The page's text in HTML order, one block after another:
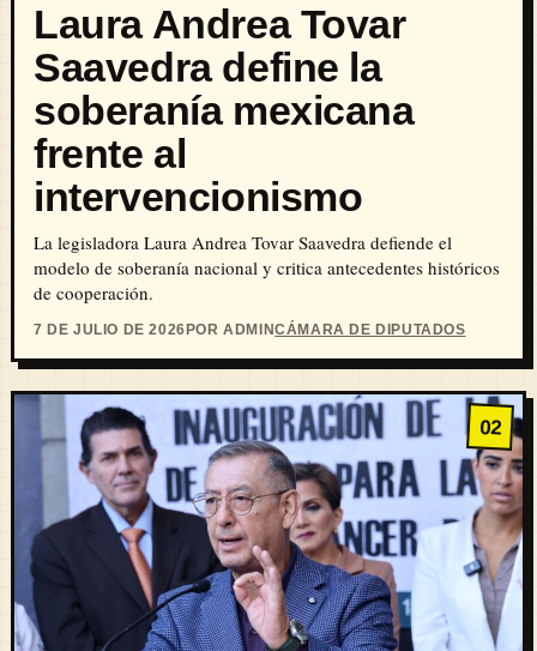
Laura Andrea Tovar
Saavedra define la
soberanía mexicana
frente al
intervencionismo
La legisladora Laura Andrea Tovar Saavedra defiende el
modelo de soberanía nacional y critica antecedentes históricos
de cooperación.
7 DE JULIO DE 2026 POR ADMINCÁMARA DE DIPUTADOS
02